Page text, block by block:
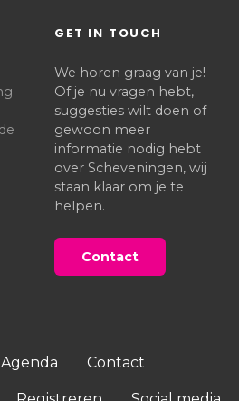
GET IN TOUCH
We horen graag van je!
Of je nu vragen hebt,
suggesties wilt doen of
gewoon meer
informatie nodig hebt
over Scheveningen, wij
staan klaar om je te
helpen.
Contact
Agenda Contact